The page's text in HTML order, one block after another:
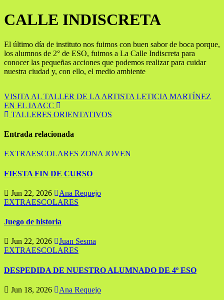
CALLE INDISCRETA
El último día de instituto nos fuimos con buen sabor de boca porque,
los alumnos de 2° de ESO, fuimos a La Calle Indiscreta para
conocer las pequeñas acciones que podemos realizar para cuidar
nuestra ciudad y, con ello, el medio ambiente
Navegación
de
VISITA AL TALLER DE LA ARTISTA LETICIA MARTÍNEZ
EN EL IAACC
TALLERES ORIENTATIVOS
Entrada relacionada
EXTRAESCOLARES ZONA JOVEN
FIESTA FIN DE CURSO
Jun 22, 2026
Ana Requejo
EXTRAESCOLARES
Juego de historia
Jun 22, 2026
Juan Sesma
EXTRAESCOLARES
DESPEDIDA DE NUESTRO ALUMNADO DE 4º ESO
Jun 18, 2026 Ana Requejo